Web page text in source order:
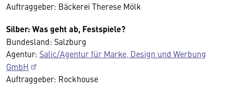
Auftraggeber: Bäckerei Therese Mölk
Silber: Was geht ab, Festspiele?
Bundesland: Salzburg
Agentur: Salic/Agentur für Marke, Design und Werbung
GmbH
Auftraggeber: Rockhouse